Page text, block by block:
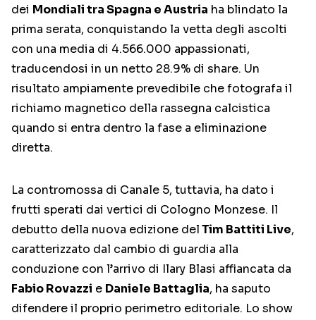
dei Mondiali tra Spagna e Austria ha blindato la
prima serata, conquistando la vetta degli ascolti
con una media di 4.566.000 appassionati,
traducendosi in un netto 28.9% di share. Un
risultato ampiamente prevedibile che fotografa il
richiamo magnetico della rassegna calcistica
quando si entra dentro la fase a eliminazione
diretta.
La contromossa di Canale 5, tuttavia, ha dato i
frutti sperati dai vertici di Cologno Monzese. Il
debutto della nuova edizione delTim Battiti Live,
caratterizzato dal cambio di guardia alla
conduzione con l’arrivo di Ilary Blasi affiancata da
Fabio Rovazzi e Daniele Battaglia, ha saputo
difendere il proprio perimetro editoriale. Lo show